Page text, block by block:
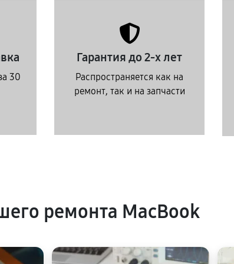
30
Гарантия до 2-х лет
Распространяется как на
ремонт, так и на запчасти
ремонта MacBook